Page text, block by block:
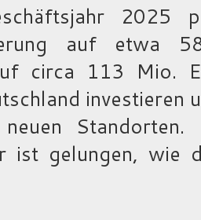
2025
auf etwa
circa 113 Mio.
investieren
neuen
ist gelungen,